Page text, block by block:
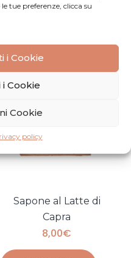
tue preferenze, clicca su
i Cookie
Cookie
Cookie
policy
Sapone al Latte di
Capra
8,00€